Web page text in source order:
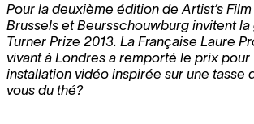
Pour la deuxième édition de Artist’s
Brussels et Beursschouwburg invitent la
Turner Prize 2013. La Française Laure
vivant à Londres a remporté le prix pour
installation vidéo inspirée sur une tasse
vous du thé?